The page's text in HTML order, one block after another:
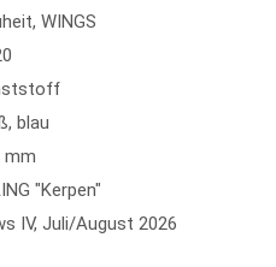
, WINGS
blau
mm
"Kerpen"
IV, Juli/August 2026